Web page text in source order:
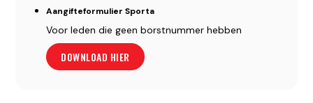
Aangifteformulier Sporta
Voor leden die geen borstnummer hebben
DOWNLOAD HIER